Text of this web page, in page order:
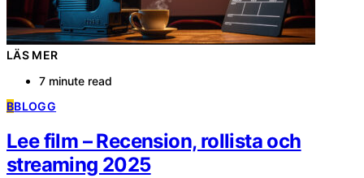
LÄS MER
7 minute read
BBLOGG
Lee film – Recension, rollista och
streaming 2025